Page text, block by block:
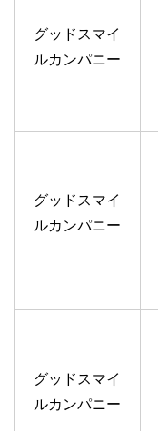
グッドスマイ
ルカンパニー
グッドスマイ
ルカンパニー
グッドスマイ
ルカンパニー